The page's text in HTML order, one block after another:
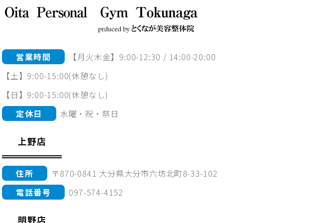
営業時間
【月火木金】9:00-12:30 / 14:00-20:00
【土】9:00-15:00(休憩なし)
【日】9:00-15:00(休憩なし)
定休日
水曜・祝・祭日
上野店
住所
〒870-0841 大分県大分市六坊北町8-33-102
電話番号
097-574-4152
明野店